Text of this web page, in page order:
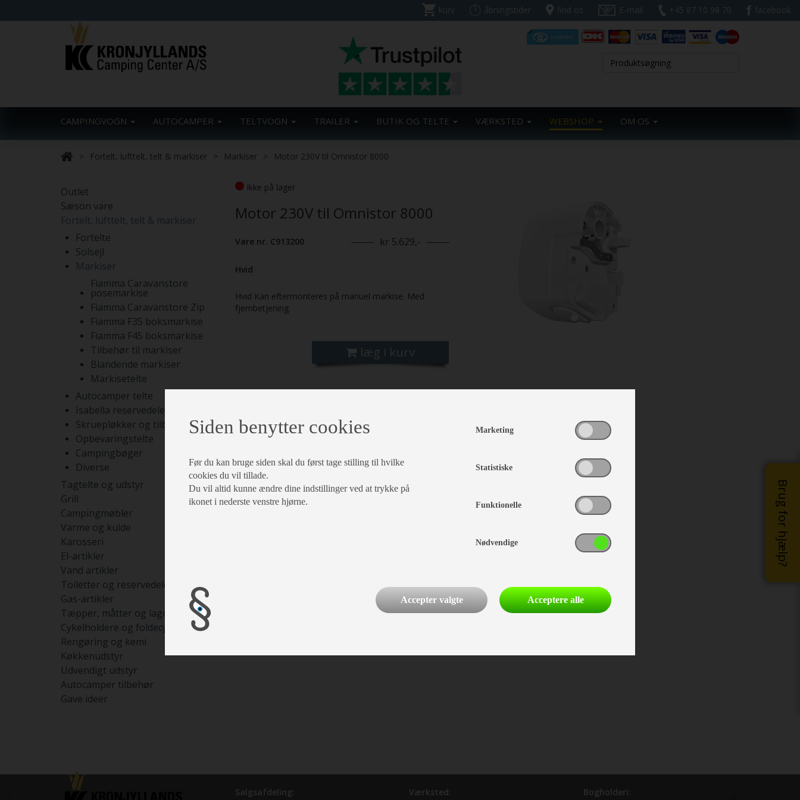
kurv åbningstider find os E-mail +45 87 10 98 70 facebook
CAMPINGVOGN AUTOCAMPER TELTVOGN TRAILER BUTIK OG TELTE VÆRKSTED WEBSHOP OM OS
Brug for hjælp?
Fortelt, lufttelt, telt & markiser Markiser Motor 230V til Omnistor 8000
Outlet
Sæson vare
Fortelt, lufttelt, telt & markiser
Fortelte
Solsejl
Markiser
Fiamma Caravanstore
posemarkise
Fiamma Caravanstore Zip
Fiamma F35 boksmarkise
Fiamma F45 boksmarkise
Tilbehør til markiser
Blandende markiser
Markisetelte
Autocamper telte
Isabella reservedele
Skruepløkker og tilbehør
Opbevaringstelte
Campingbøger
Diverse
Tagtelte og udstyr
Grill
Campingmøbler
Varme og kulde
Karosseri
El-artikler
Vand artikler
Toiletter og reservedele
Gas-artikler
Tæpper, måtter og lagner
Cykelholdere og foldecykler
Rengøring og kemi
Køkkenudstyr
Udvendigt udstyr
Autocamper tilbehør
Gave ideer
Ikke på lager
Motor 230V til Omnistor 8000
Vare nr. C913200 kr 5.629,-
Hvid
Hvid Kan eftermonteres på manuel markise. Med
fjernbetjening.
læg i kurv
Salgsafdeling: Værksted: Bogholderi:
Siden benytter cookies
Før du kan bruge siden skal du først tage stilling til hvilke
cookies du vil tillade.
Du vil altid kunne ændre dine indstillinger ved at trykke på
ikonet i nederste venstre hjørne.
Marketing
Statistiske
Funktionelle
Nødvendige
Accepter valgte Acceptere alle